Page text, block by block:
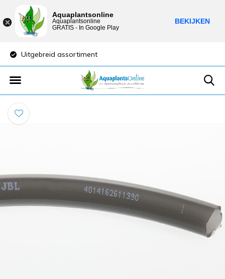
Uitgebreid assortiment
Aquaplantsonline
Aquaplantsonline
GRATIS - In Google Play
BEKIJKEN